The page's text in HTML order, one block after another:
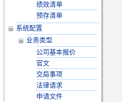
绩效清单
预存清单
系统配置
业务类型
公司基本报价
官文
交局事项
法律请求
申请文件